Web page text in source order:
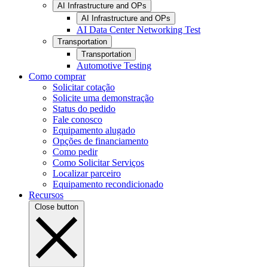
AI Infrastructure and OPs
AI Infrastructure and OPs
AI Data Center Networking Test
Transportation
Transportation
Automotive Testing
Como comprar
Solicitar cotação
Solicite uma demonstração
Status do pedido
Fale conosco
Equipamento alugado
Opções de financiamento
Como pedir
Como Solicitar Serviços
Localizar parceiro
Equipamento recondicionado
Recursos
Close button